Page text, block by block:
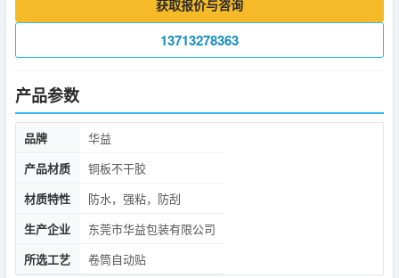
获取报价与咨询
13713278363
产品参数
品牌
华益
产品材质
铜板不干胶
材质特性
防水，强粘，防刮
生产企业
东莞市华益包装有限公司
所选工艺
卷筒自动贴